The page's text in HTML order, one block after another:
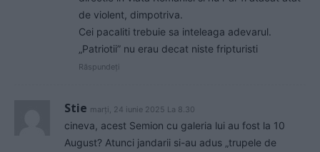
de violent, dimpotriva.
Cei pacaliti trebuie sa inteleaga adevarul.
„Patriotii” nu erau decat niste fripturisti
Răspundeți
Stie marți, 24 iunie 2025 La 8.30
cineva, acest Semion cu galeria lui au fost la 10
August? Atunci jandarii si-au adus „trupele de